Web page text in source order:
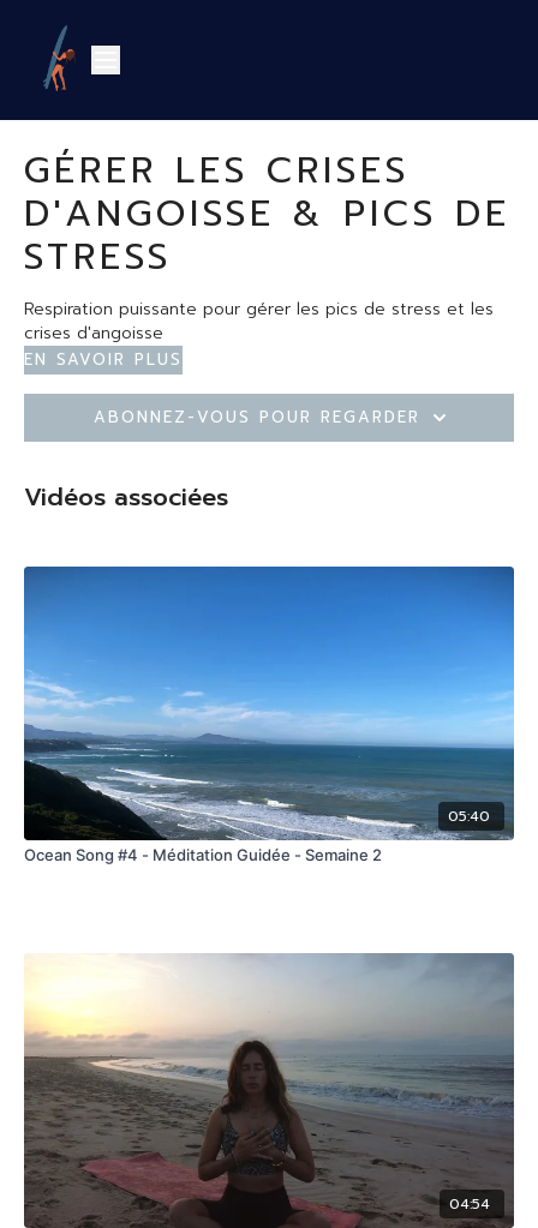
GÉRER LES CRISES
D'ANGOISSE & PICS DE
STRESS
Respiration puissante pour gérer les pics de stress et les
crises d'angoisse
En savoir plus
Abonnez-vous pour regarder
Vidéos associées
05:40
Ocean Song #4 - Méditation Guidée - Semaine 2
04:54